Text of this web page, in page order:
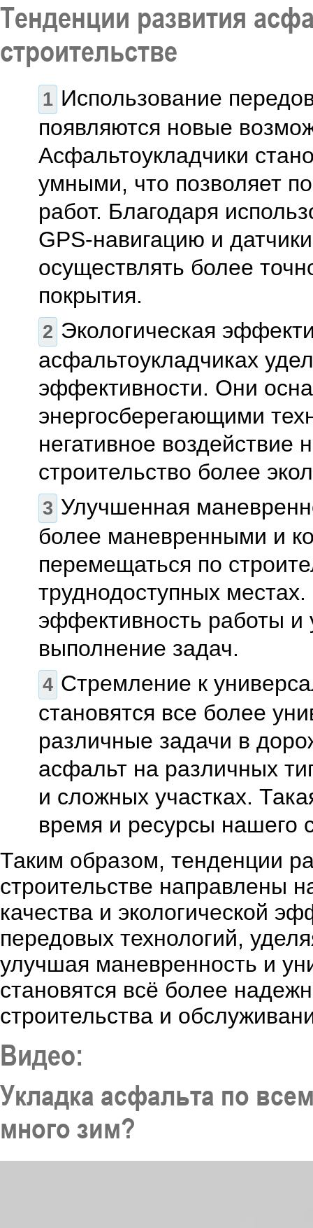
Тенденции развития
строительстве
Использование
появляются новые
Асфальтоукладчики
умными, что позволяет
работ. Благодаря
GPS-навигацию и
осуществлять более
покрытия.
Экологическая
асфальтоукладчиках
эффективности. Они
энергосберегающими
негативное
строительство более
Улучшенная
более маневренными и
перемещаться по
труднодоступных
эффективность работы
выполнение задач.
Стремление к
становятся все более
различные задачи в
асфальт на различных
и сложных участках.
время и ресурсы нашего
Таким образом, тенденции
строительстве направлены
качества и экологической
передовых технологий,
улучшая маневренность и
становятся всё более
строительства и
Видео:
Укладка асфальта по
много зим?